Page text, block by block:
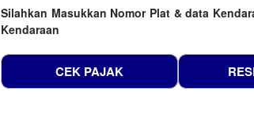
Silahkan Masukkan Nomor Plat & data
Kendaraan